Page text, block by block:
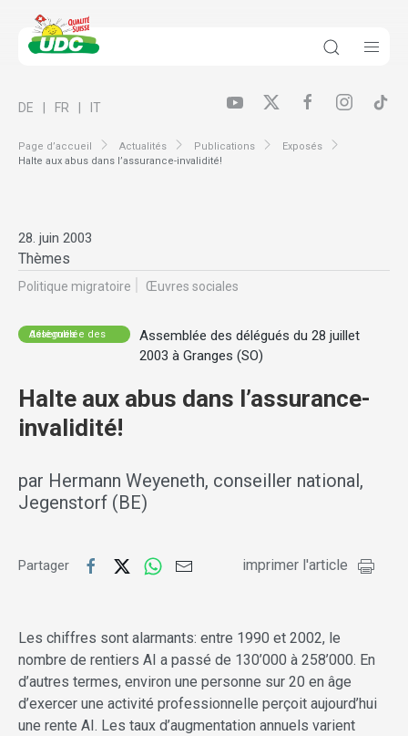
Page d’accueil Actualités Publications
Exposés
Halte aux abus dans l’assurance-invalidité!
DE FR IT
28. juin 2003
Thèmes
Politique migratoire Œuvres sociales
Assemblée des délégués
Assemblée des délégués du 28 juillet
2003 à Granges (SO)
Halte aux abus dans l’assurance-
invalidité!
par Hermann Weyeneth, conseiller national,
Jegenstorf (BE)
Partager imprimer l'article
Les chiffres sont alarmants: entre 1990 et 2002, le
nombre de rentiers AI a passé de 130’000 à 258’000. En
d’autres termes, environ une personne sur 20 en âge
d’exercer une activité professionnelle perçoit aujourd’hui
une rente AI. Les taux d’augmentation annuels varient